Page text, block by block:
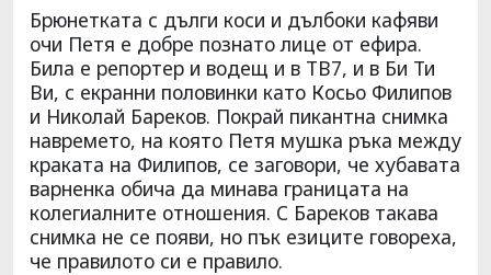
Брюнетката с дълги коси и дълбоки кафяви
очи Петя е добре познато лице от ефира.
Била е репортер и водещ и в ТВ7, и в Би Ти
Ви, с екранни половинки като Косьо Филипов
и Николай Бареков. Покрай пикантна снимка
навремето, на която Петя мушка ръка между
краката на Филипов, се заговори, че хубавата
варненка обича да минава границата на
колегиалните отношения. С Бареков такава
снимка не се появи, но пък езиците говореха,
че правилото си е правило.